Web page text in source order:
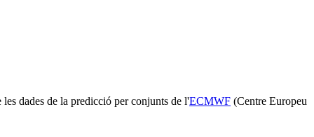
dades de la predicció per conjunts de l'ECMWF (Centre Europeu